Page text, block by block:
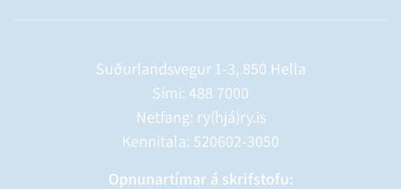
Suðurlandsvegur 1-3, 850 Hella
Sími: 488 7000
Netfang: ry(hjá)ry.is
Kennitala: 520602-3050
Opnunartímar á skrifstofu: